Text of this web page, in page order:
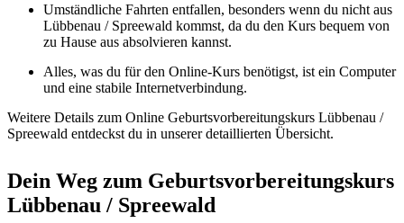
Umständliche Fahrten entfallen, besonders wenn du nicht aus
Lübbenau / Spreewald kommst, da du den Kurs bequem von
zu Hause aus absolvieren kannst.
Alles, was du für den Online-Kurs benötigst, ist ein Computer
und eine stabile Internetverbindung.
Weitere Details zum Online Geburtsvorbereitungskurs Lübbenau /
Spreewald entdeckst du in unserer detaillierten Übersicht.
Dein Weg zum Geburtsvorbereitungskurs
Lübbenau / Spreewald